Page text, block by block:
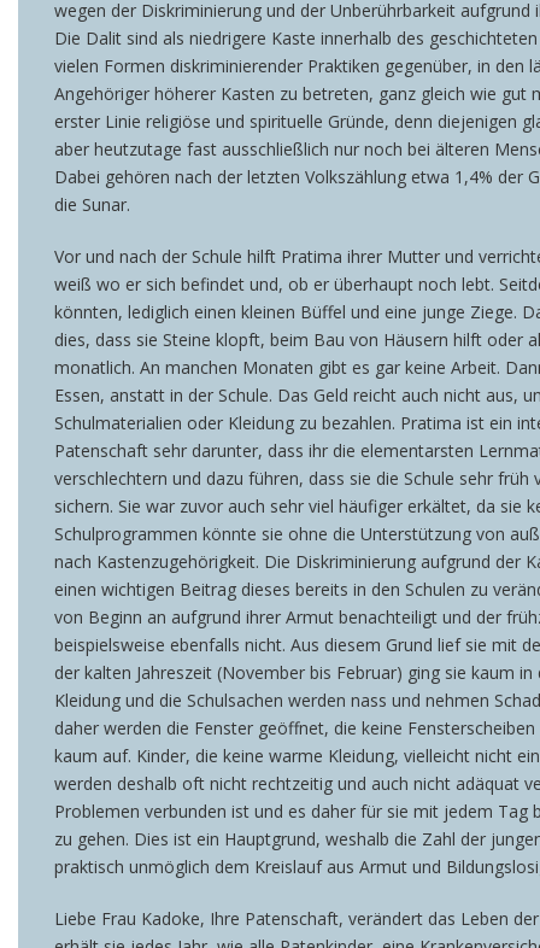
wegen der Diskriminierung und der Unberührbarkeit
Die Dalit sind als niedrigere Kaste innerhalb des
vielen Formen diskriminierender Praktiken gegenüber, in
Angehöriger höherer Kasten zu betreten, ganz gleich wie
erster Linie religiöse und spirituelle Gründe, denn diejenigen
aber heutzutage fast ausschließlich nur noch bei älteren
Dabei gehören nach der letzten Volkszählung etwa 1,4% der
die Sunar.
Vor und nach der Schule hilft Pratima ihrer Mutter und
weiß wo er sich befindet und, ob er überhaupt noch lebt.
könnten, lediglich einen kleinen Büffel und eine junge Ziege.
dies, dass sie Steine klopft, beim Bau von Häusern hilft oder
monatlich. An manchen Monaten gibt es gar keine Arbeit.
Essen, anstatt in der Schule. Das Geld reicht auch nicht aus,
Schulmaterialien oder Kleidung zu bezahlen. Pratima ist ein
Patenschaft sehr darunter, dass ihr die elementarsten
verschlechtern und dazu führen, dass sie die Schule sehr
sichern. Sie war zuvor auch sehr viel häufiger erkältet, da sie
Schulprogrammen könnte sie ohne die Unterstützung von
nach Kastenzugehörigkeit. Die Diskriminierung aufgrund der
einen wichtigen Beitrag dieses bereits in den Schulen zu
von Beginn an aufgrund ihrer Armut benachteiligt und der
beispielsweise ebenfalls nicht. Aus diesem Grund lief sie mit
der kalten Jahreszeit (November bis Februar) ging sie kaum
Kleidung und die Schulsachen werden nass und nehmen
daher werden die Fenster geöffnet, die keine
kaum auf. Kinder, die keine warme Kleidung, vielleicht nicht
werden deshalb oft nicht rechtzeitig und auch nicht adäquat
Problemen verbunden ist und es daher für sie mit jedem
zu gehen. Dies ist ein Hauptgrund, weshalb die Zahl der
praktisch unmöglich dem Kreislauf aus Armut und
Liebe Frau Kadoke, Ihre Patenschaft, verändert das Leben